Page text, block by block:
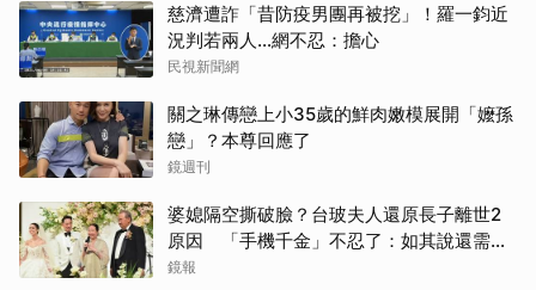
慈濟遭詐「昔防疫男團再被挖」！羅一鈞近
況判若兩人…網不忍：擔心
民視新聞網
關之琳傳戀上小35歲的鮮肉嫩模展開「嬤孫
戀」？本尊回應了
鏡週刊
婆媳隔空撕破臉？台玻夫人還原長子離世2
原因 「手機千金」不忍了：如其說還需要
離開嗎？
鏡報